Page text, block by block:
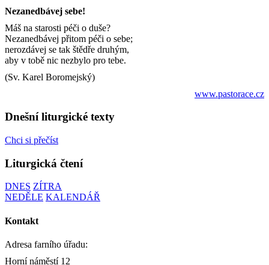
Nezanedbávej sebe!
Máš na starosti péči o duše?
Nezanedbávej přitom péči o sebe;
nerozdávej se tak štědře druhým,
aby v tobě nic nezbylo pro tebe.
(Sv. Karel Boromejský)
www.pastorace.cz
Dnešní liturgické texty
Chci si přečíst
Liturgická čtení
DNES ZÍTRA
NEDĚLE KALENDÁŘ
Kontakt
Adresa farního úřadu:
Horní náměstí 12